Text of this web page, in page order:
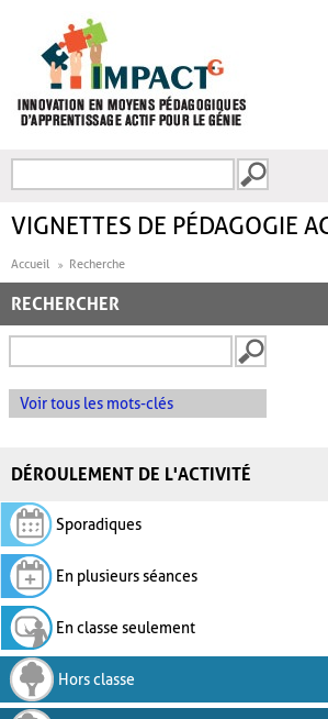
FORMULAIRE DE
VIGNETTES DE PÉDAGOGIE
Accueil Recherche
RECHERCHER
Voir tous les mots-clés
DÉROULEMENT DE L'ACTIVITÉ
Sporadiques
En plusieurs séances
En classe seulement
Hors classe